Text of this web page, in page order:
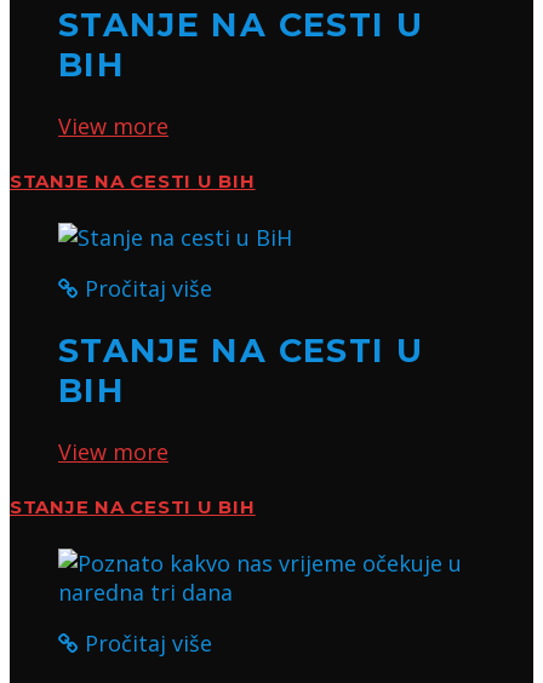
STANJE NA CESTI U
BIH
View more
STANJE NA CESTI U BIH
Pročitaj više
STANJE NA CESTI U
BIH
View more
STANJE NA CESTI U BIH
Pročitaj više